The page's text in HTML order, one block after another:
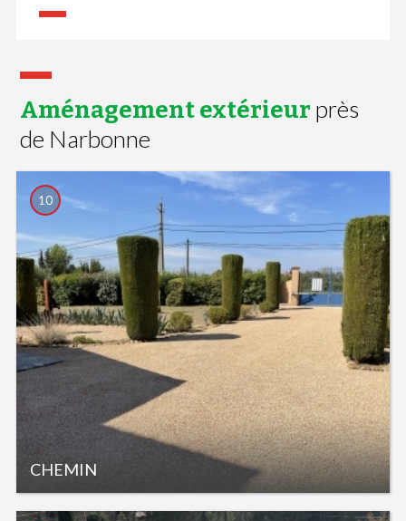
Aménagement extérieur près
de Narbonne
CHEMIN
10